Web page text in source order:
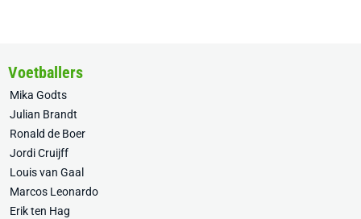
Voetballers
Mika Godts
Julian Brandt
Ronald de Boer
Jordi Cruijff
Louis van Gaal
Marcos Leonardo
Erik ten Hag